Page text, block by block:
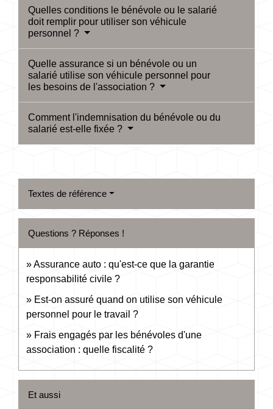
Quelles conditions le bénévole ou le salarié
doit remplir pour utiliser son véhicule
personnel ?
Quelle assurance si un bénévole ou un
salarié utilise son véhicule personnel pour
les besoins de l'association ?
Comment l'indemnisation du bénévole ou du
salarié est-elle fixée ?
Textes de référence
Questions ? Réponses !
Assurance auto : qu'est-ce que la garantie
responsabilité civile ?
Est-on assuré quand on utilise son véhicule
personnel pour le travail ?
Frais engagés par les bénévoles d'une
association : quelle fiscalité ?
Et aussi